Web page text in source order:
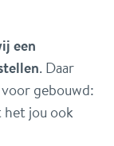
een
. Daar
gebouwd:
jou ook